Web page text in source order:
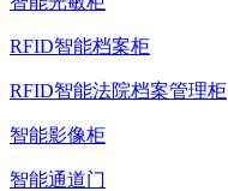
RFID智能档案柜
RFID智能法院档案管理柜
智能影像柜
智能通道门